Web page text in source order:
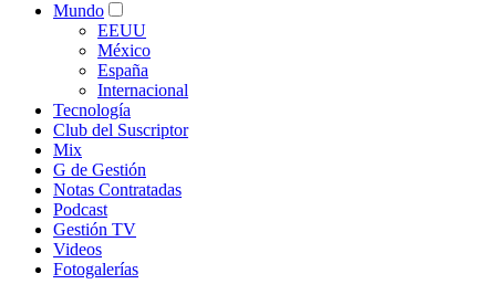
Mundo
EEUU
México
España
Internacional
Tecnología
Club del Suscriptor
Mix
G de Gestión
Notas Contratadas
Podcast
Gestión TV
Videos
Fotogalerías